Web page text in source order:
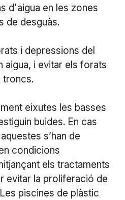
d'aigua en les zones
de desguàs.
i depressions del
aigua, i evitar els forats
troncs.
eixutes les basses
buides. En cas
s’han de
condicions
els tractaments
evitar la proliferació de
piscines de plàstic